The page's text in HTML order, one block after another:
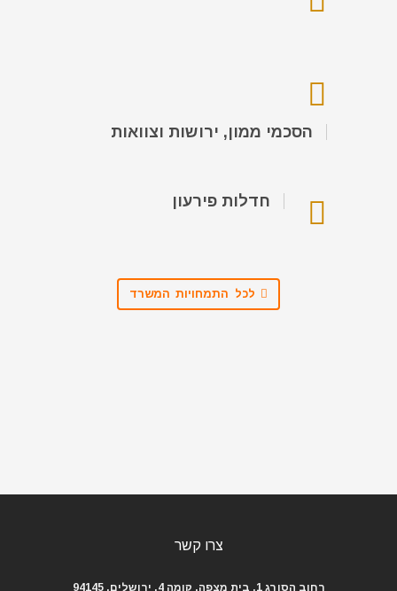
הסכמי ממון, ירושות וצוואות
חדלות פירעון
לכל התמחויות המשרד
צרו קשר
רחוב הסורג 1, בית מצפה, קומה 4, ירושלים, 94145